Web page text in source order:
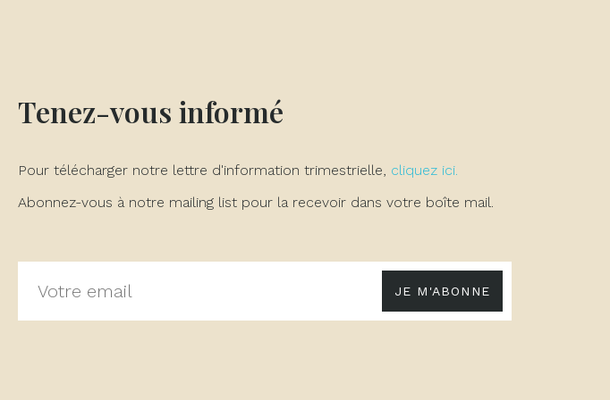
Tenez-vous informé
Pour télécharger notre lettre d'information trimestrielle, cliquez ici.
Abonnez-vous à notre mailing list pour la recevoir dans votre boîte mail.
JE M'ABONNE